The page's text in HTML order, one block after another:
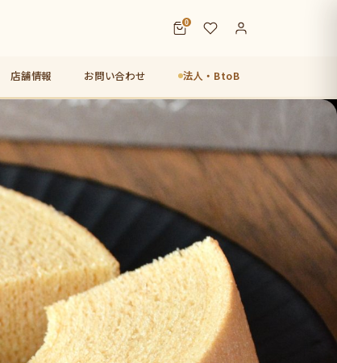
0
店舗情報 お問い合わせ 法人・BtoB
来図】